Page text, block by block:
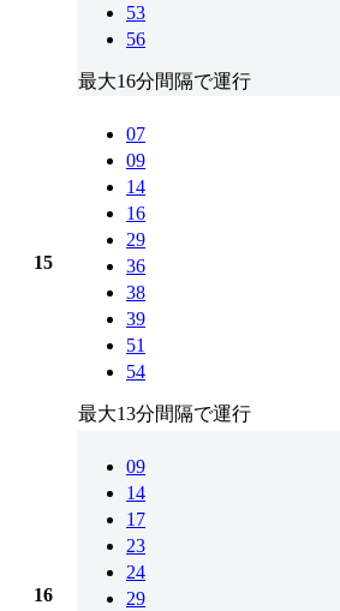
53
56
最大16分間隔で運行
15
07
09
14
16
29
36
38
39
51
54
最大13分間隔で運行
16
09
14
17
23
24
29